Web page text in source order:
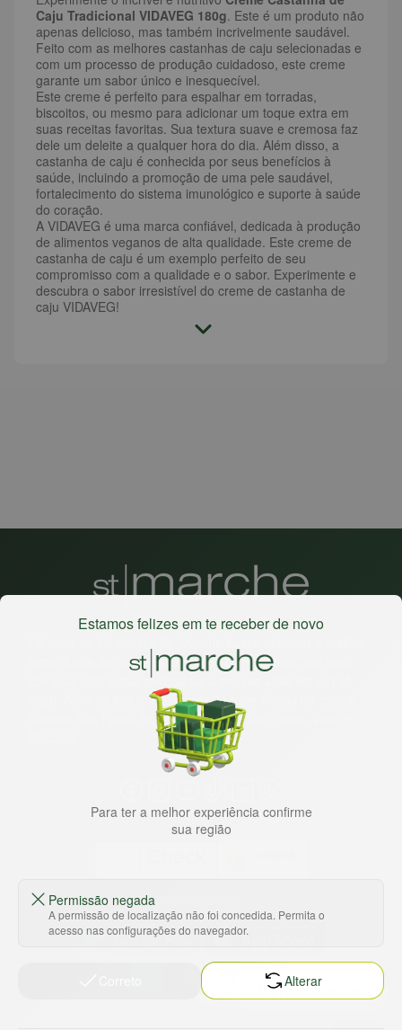
Caju Tradicional VIDAVEG 180g. Este é um produto não
apenas delicioso, mas também incrivelmente saudável.
Feito com as melhores castanhas de caju selecionadas e
com um processo de produção cuidadoso, este creme
garante um sabor único e inesquecível.
Este creme é perfeito para espalhar em torradas,
biscoitos, ou mesmo para adicionar um toque extra em
suas receitas favoritas. Sua textura suave e cremosa faz
dele um deleite a qualquer hora do dia. Além disso, a
castanha de caju é conhecida por seus benefícios à
saúde, incluindo a promoção de uma pele saudável,
fortalecimento do sistema imunológico e suporte à saúde
do coração.
A VIDAVEG é uma marca confiável, dedicada à produção
de alimentos veganos de alta qualidade. Este creme de
castanha de caju é um exemplo perfeito de seu
compromisso com a qualidade e o sabor. Experimente e
descubra o sabor irresistível do creme de castanha de
caju VIDAVEG!
experiência de compras, a preços competitivos, pra você
comprar tudo o que precisa para seu dia a dia em um só
lugar. Além da loja online temos 31 lojas físicas na capital,
Grande São Paulo, litoral e interior de São Paulo. Vem ser
HORTUS COMERCIO DE ALIMENTOS S.A
Estamos felizes em te receber de novo
Para ter a melhor experiência confirme
sua região
Permissão negada
A permissão de localização não foi concedida. Permita o
acesso nas configurações do navegador.
Alterar